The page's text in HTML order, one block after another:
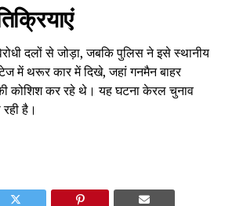
दलों से जोड़ा, जबकि पुलिस ने इसे स्थानीय
में थरूर कार में दिखे, जहां गनमैन बाहर
कोशिश कर रहे थे। यह घटना केरल चुनाव
है।